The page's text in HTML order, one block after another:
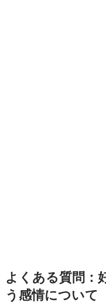
よくある質問：
う感情について